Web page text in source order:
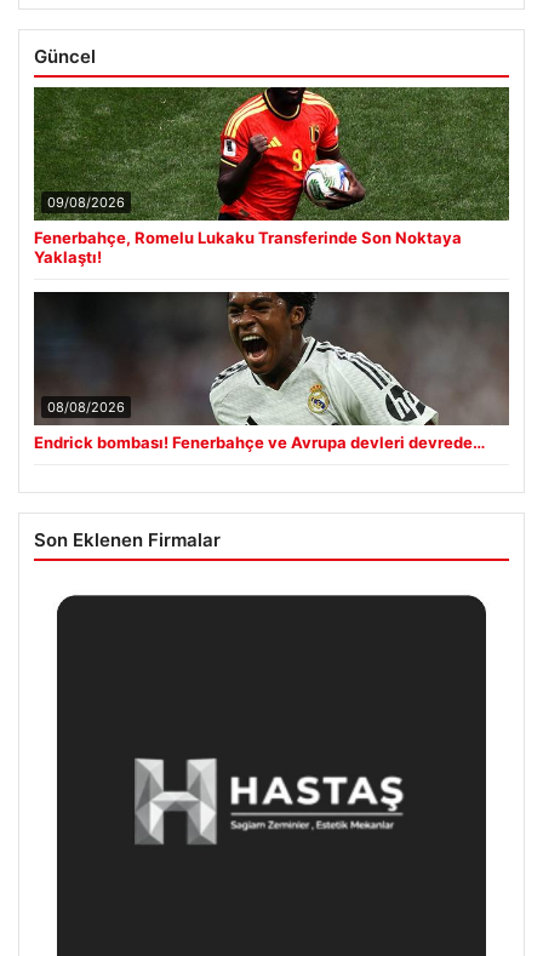
Güncel
09/08/2026
Fenerbahçe, Romelu Lukaku Transferinde Son Noktaya
Yaklaştı!
08/08/2026
Endrick bombası! Fenerbahçe ve Avrupa devleri devrede…
Son Eklenen Firmalar